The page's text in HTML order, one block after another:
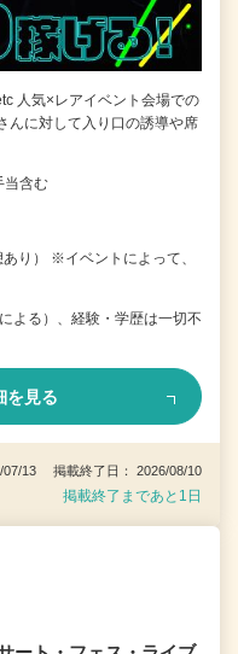
人気×レアイベント会場での
んに対して入り口の誘導や席
当含む
り） ※イベントによって、
よる）、経験・学歴は一切不
を見る
07/13 掲載終了日： 2026/08/10
掲載終了まであと1日